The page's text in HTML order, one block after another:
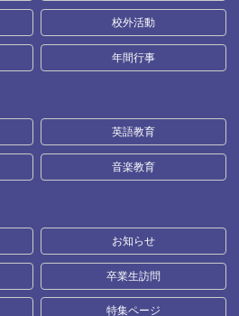
校外活動
年間行事
英語教育
音楽教育
お知らせ
卒業生訪問
特集ページ